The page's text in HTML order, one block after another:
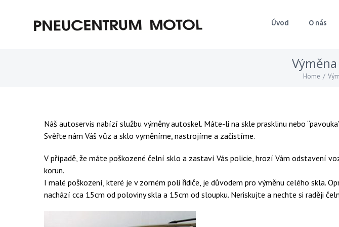
Úvod O nás
Home /
Náš autoservis nabízí službu výměny autoskel. Máte-li na skle prasklinu nebo
Svěřte nám Váš vůz a sklo vyměníme, nastrojíme a začistíme.
V případě, že máte poškozené čelní sklo a zastaví Vás policie, hrozí Vám odstavení
korun.
I malé poškození, které je v zorném poli řidiče, je důvodem pro výměnu celého skla.
nachází cca 15cm od poloviny skla a 15cm od sloupku. Neriskujte a nechte si raději